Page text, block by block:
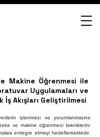
Makine Öğrenmesi ile
Uygulamaları ve
Akışları Geliştirilmesi
işlenmesi ve yorumlanmasına
ve makine öğrenmesi tekniklerini
entegre etmeyi hedeflemektedir.